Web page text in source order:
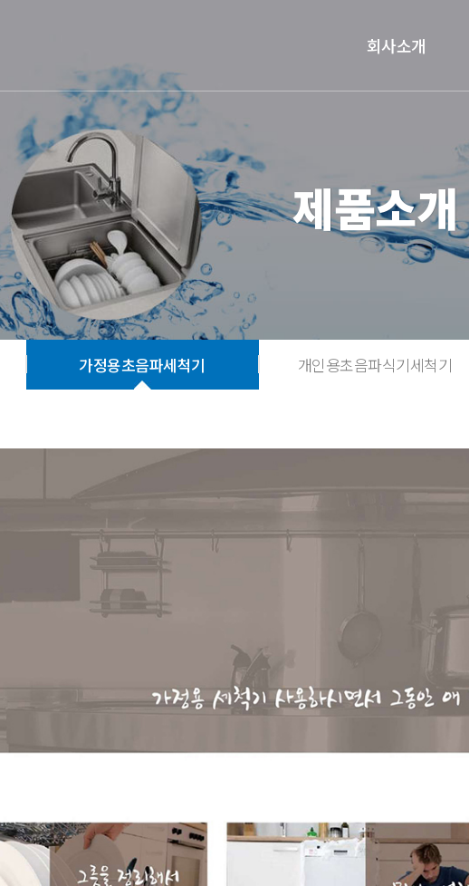
회사소개
제품소개
가정용초음파세척기 개인용초음파식기세척기